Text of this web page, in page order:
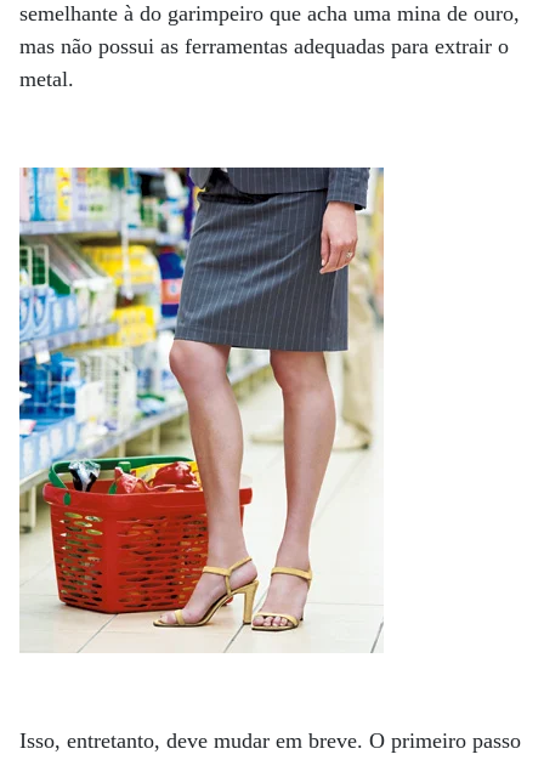
semelhante à do garimpeiro que acha uma mina de ouro,
mas não possui as ferramentas adequadas para extrair o
metal.
Isso, entretanto, deve mudar em breve. O primeiro passo